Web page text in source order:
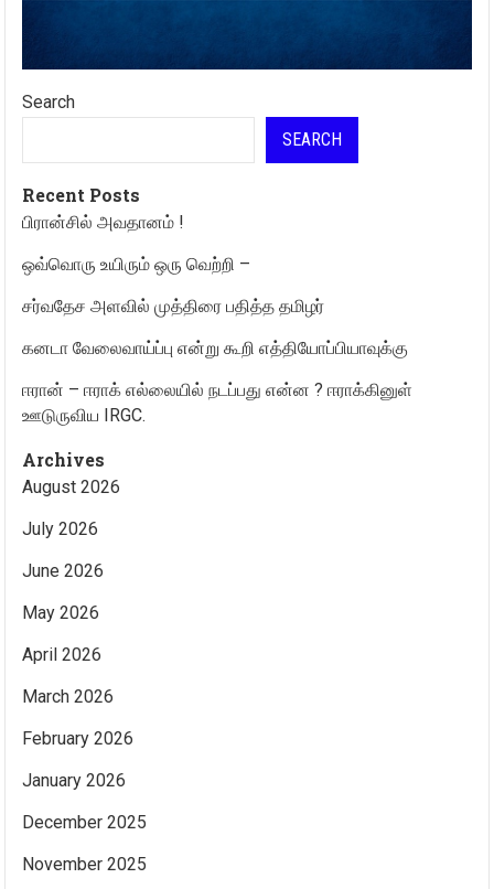
Search
SEARCH
Recent Posts
பிரான்சில் அவதானம் !
ஒவ்வொரு உயிரும் ஒரு வெற்றி –
சர்வதேச அளவில் முத்திரை பதித்த தமிழர்
கனடா வேலைவாய்ப்பு என்று கூறி எத்தியோப்பியாவுக்கு
ஈரான் – ஈராக் எல்லையில் நடப்பது என்ன ? ஈராக்கினுள்
ஊடுருவிய IRGC.
Archives
August 2026
July 2026
June 2026
May 2026
April 2026
March 2026
February 2026
January 2026
December 2025
November 2025